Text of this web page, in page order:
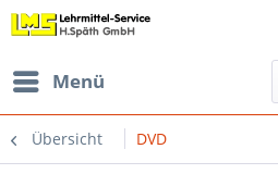
Menü
Übersicht DVD